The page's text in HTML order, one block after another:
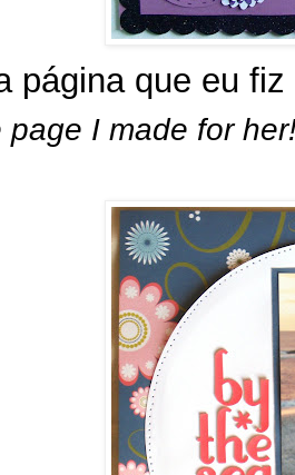
página que eu
page I made for